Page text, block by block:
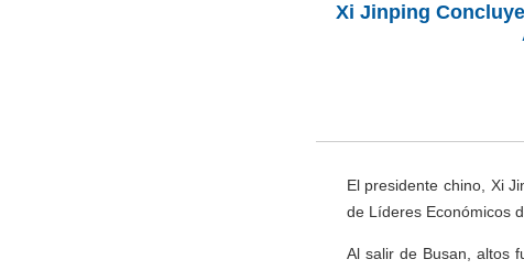
Xi Jinping
El presidente chino, Xi
de Líderes Económicos
Al salir de Busan, altos